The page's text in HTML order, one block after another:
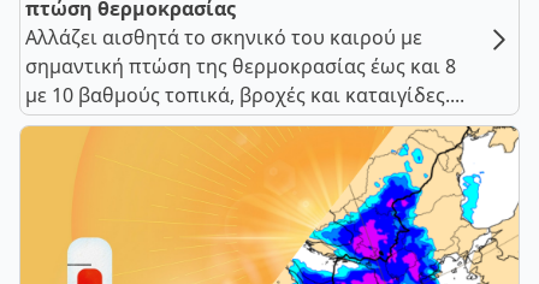
πτώση θερμοκρασίας
Αλλάζει αισθητά το σκηνικό του καιρού με
σημαντική πτώση της θερμοκρασίας έως και 8
με 10 βαθμούς τοπικά, βροχές και καταιγίδες....